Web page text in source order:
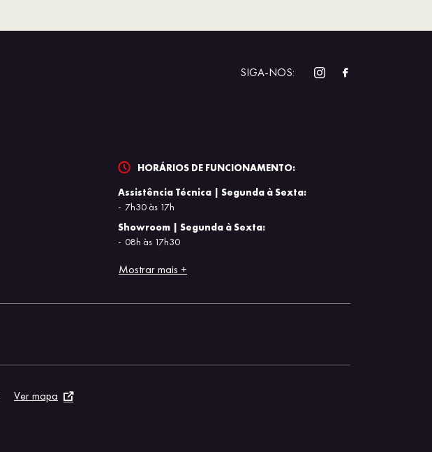
SIGA-NOS:
HORÁRIOS DE FUNCIONAMENTO:
Assistência Técnica | Segunda à Sexta:
7h30 às 17h
Showroom | Segunda à Sexta:
08h às 17h30
Mostrar mais +
Ver mapa